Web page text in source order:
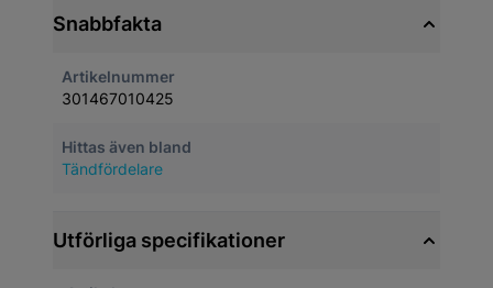
Snabbfakta
Artikelnummer
301467010425
Hittas även bland
Tändfördelare
Utförliga specifikationer